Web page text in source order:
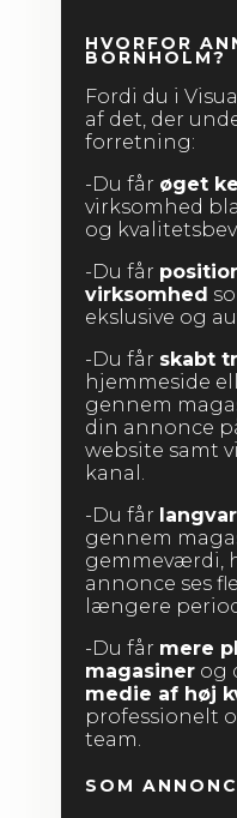
HVORFOR
BORNHOLM?
Fordi du i
af det, der
forretning:
-Du får øget
virksomhed
og
-Du får
virksomhed
ekslusive og
-Du får skabt
hjemmeside
gennem
din annonce
website samt
kanal.
-Du får
gennem
gemmeværdi,
annonce ses
længere
-Du får mere
magasiner og
medie af høj
professionelt
team.
SOM